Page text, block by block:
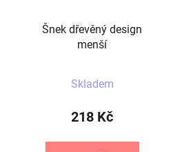
Šnek dřevěný design
menší
Skladem
218 Kč